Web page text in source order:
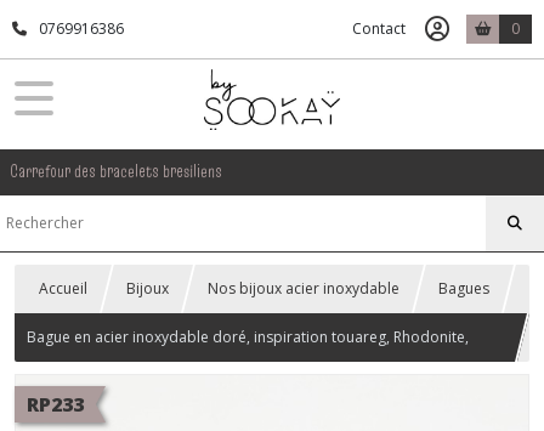
0769916386 Contact 0
Carrefour des bracelets bresiliens
Accueil Bijoux Nos bijoux acier inoxydable Bagues
Bague en acier inoxydable doré, inspiration touareg, Rhodonite,
réglable.
RP233